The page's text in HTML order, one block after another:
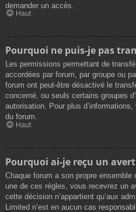
demander un accès.
Haut
Pourquoi ne puis-je pas
Les permissions permettant de
accordées par forum, par groupe ou
forum ont peut-être désactivé le
concerné, ou seuls certains groupes
autorisation. Pour plus
du forum.
Haut
Pourquoi ai-je reçu un
Chaque forum a son propre
une de ces règles, vous recevrez un
cette décision n’appartient qu’aux
Limited n’est en aucun cas